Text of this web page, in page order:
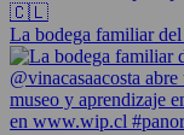
La bodega familiar